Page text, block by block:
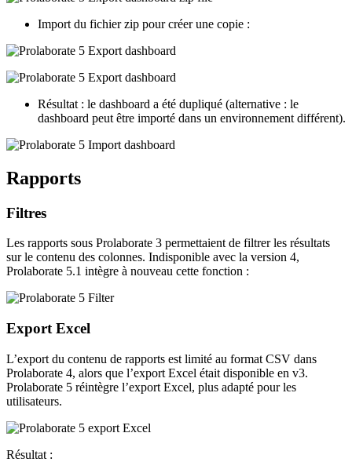
Import du fichier zip pour créer une copie :
Résultat : le dashboard a été dupliqué (alternative : le
dashboard peut être importé dans un environnement différent).
Rapports
Filtres
Les rapports sous Prolaborate 3 permettaient de filtrer les résultats
sur le contenu des colonnes. Indisponible avec la version 4,
Prolaborate 5.1 intègre à nouveau cette fonction :
Export Excel
L’export du contenu de rapports est limité au format CSV dans
Prolaborate 4, alors que l’export Excel était disponible en v3.
Prolaborate 5 réintègre l’export Excel, plus adapté pour les
utilisateurs.
Résultat :